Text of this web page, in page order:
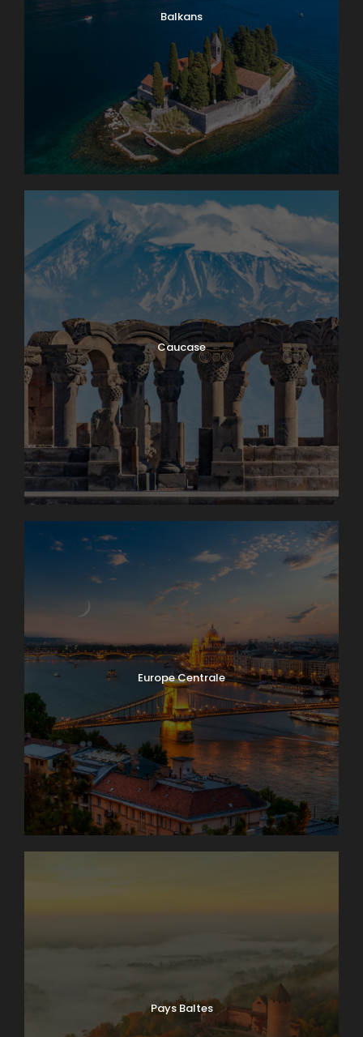
Balkans
Caucase
Europe Centrale
Pays Baltes